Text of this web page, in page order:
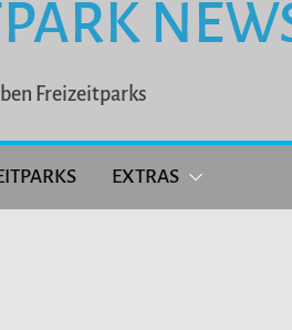
Freizeitparks
EXTRAS